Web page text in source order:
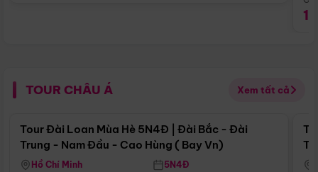
TOUR CHÂU Á Xem tất cả
Điểm nổi bật
Tour Đài Loan Mùa Hè 5N4Đ | Đài Bắc - Đài
Trung - Nam Đầu - Cao Hùng ( Bay Vn)
Hồ Chí Minh 5N4Đ